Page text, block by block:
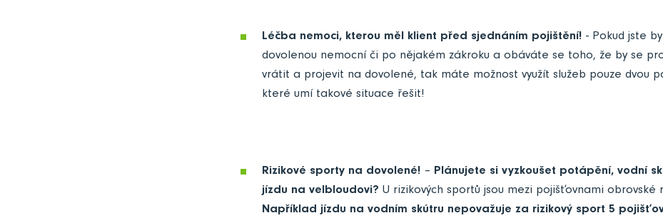
Léčba nemoci, kterou měl klient před sjednáním pojištění! - Pokud jste
dovolenou nemocní či po nějakém zákroku a obáváte se toho, že by se
vrátit a projevit na dovolené, tak máte možnost využít služeb pouze dvou
které umí takové situace řešit!
Rizikové sporty na dovolené! – Plánujete si vyzkoušet potápění, vodní
jízdu na velbloudovi? U rizikových sportů jsou mezi pojišťovnami obrovské
Například jízdu na vodním skútru nepovažuje za rizikový sport 5